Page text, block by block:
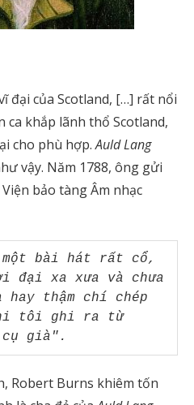
đại của Scotland, […] rất nổi
ca khắp lãnh thổ Scotland,
cho phù hợp.Auld Lang
vậy. Năm 1788, ông gửi
bảo tàng Âm nhạc
bài hát rất cổ,
đại xa xưa và chưa
thậm chí chép
tôi ghi ra từ
cụ già".
Robert Burns khiêm tốn